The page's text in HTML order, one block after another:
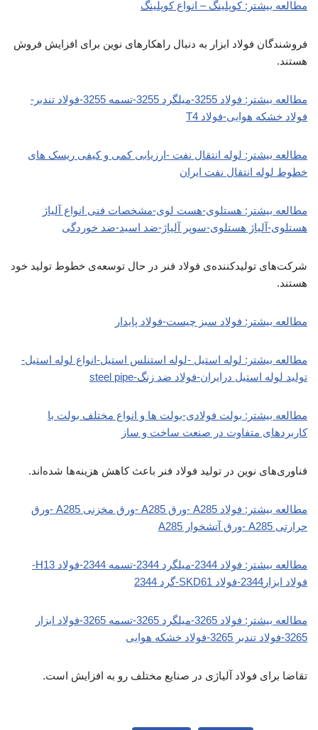
مطالعه بیشتر: کوپلینگ – انواع کوپلینگ
فروشندگان فولاد ابزار به دنبال راهکارهای نوین برای افزایش فروش
هستند.
مطالعه بیشتر: فولاد 3255-میلگرد 3255-تسمه 3255-فولاد تندبر-
فولاد خشکه هوایی-فولاد T4
مطالعه بیشتر: لوله انتقال نفت -ارزیابی کمی و کیفی ریسک های
خطوط لوله انتقال نفت ایران
مطالعه بیشتر: هستلوی-هست لوی-مشخصات فنی انواع آلیاژ
هستلوی-آلیاژ هستلوی-سوپر آلیاژ-ضد اسید-ضد خوردگی
شرکت‌های تولیدکننده‌ی فولاد فنر در حال توسعه‌ی خطوط تولید خود
هستند.
مطالعه بیشتر: فولاد سبز چیست-فولاد پایدار
مطالعه بیشتر: لوله استیل -لوله استنلس استیل-انواع لوله استیل-
تولید لوله استیل درایران-فولاد ضد زنگ-steel pipe
مطالعه بیشتر: بولت فولادی-بولت ها و انواع مختلف بولت با
کاربردهای متفاوت در صنعت ساخت و ساز
فناوری‌های نوین در تولید فولاد فنر باعث کاهش هزینه‌ها شده‌اند.
مطالعه بیشتر: فولاد A285 -ورق A285 -ورق مخزنی A285 -ورق
حرارتی A285 -ورق آتشخوار A285
مطالعه بیشتر: فولاد 2344-میلگرد 2344-تسمه 2344-فولاد H13-
فولاد ابزار2344-فولاد SKD61-گرد 2344
مطالعه بیشتر: فولاد 3265-میلگرد 3265-تسمه 3265-فولاد ابزار
3265-فولاد تندبر 3265-فولاد خشکه هوایی
تقاضا برای فولاد آلیاژی در صنایع مختلف رو به افزایش است.